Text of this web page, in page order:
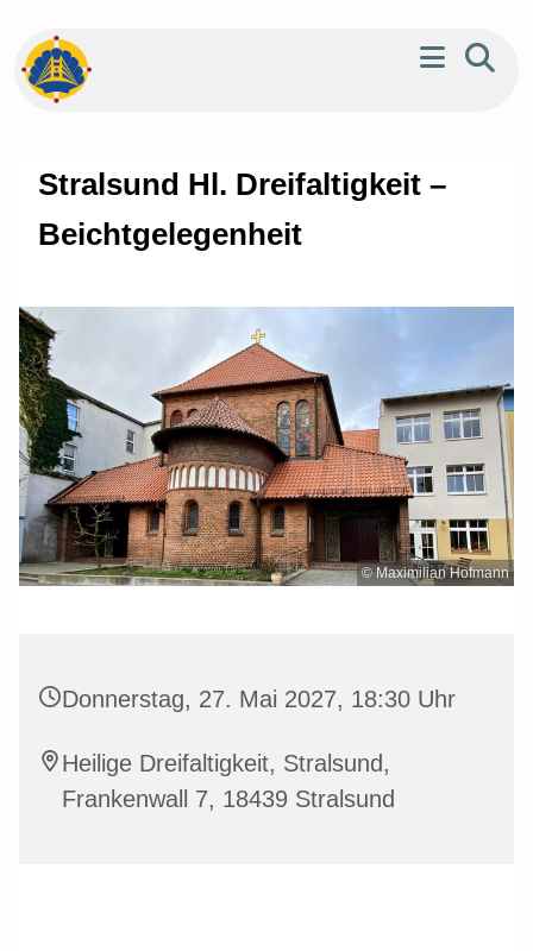
Stralsund Hl. Dreifaltigkeit –
Beichtgelegenheit
© Maximilian Hofmann
Donnerstag, 27. Mai 2027, 18:30 Uhr
Heilige Dreifaltigkeit, Stralsund,
Frankenwall 7, 18439 Stralsund